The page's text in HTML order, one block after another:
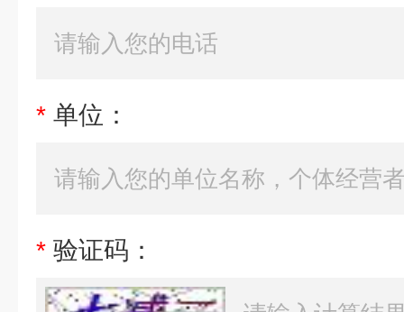
* 单位：
* 验证码：